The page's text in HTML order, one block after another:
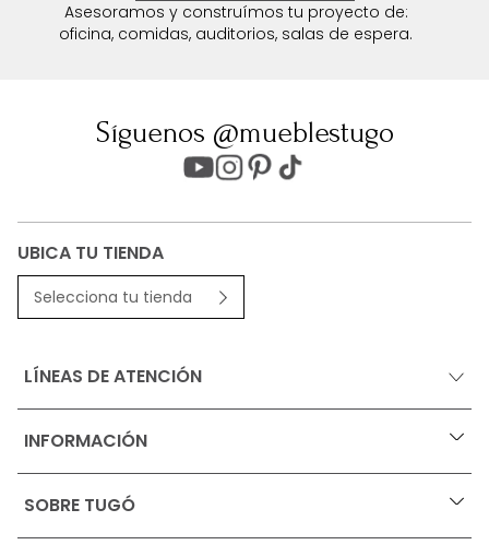
Asesoramos y construímos tu proyecto de:
oficina, comidas, auditorios, salas de espera.
Síguenos @mueblestugo
UBICA TU TIENDA
Selecciona tu tienda
LÍNEAS DE ATENCIÓN
INFORMACIÓN +
Ofertas vigentes
Términos, condiciones y restricciones para productos
SOBRE TUGÓ +